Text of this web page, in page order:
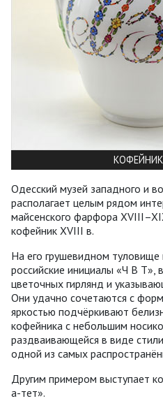
Одесский музей западного и
располагает целым рядом
майсенского фарфора
кофейник XVIII в.
На его грушевидном
российские инициалы «Ч В Т»,
цветочных гирлянд и
Они удачно сочетаются с
яркостью подчёркивают
кофейника с небольшим
раздваивающейся в виде
одной из самых
Другим примером выступает
а-тет».